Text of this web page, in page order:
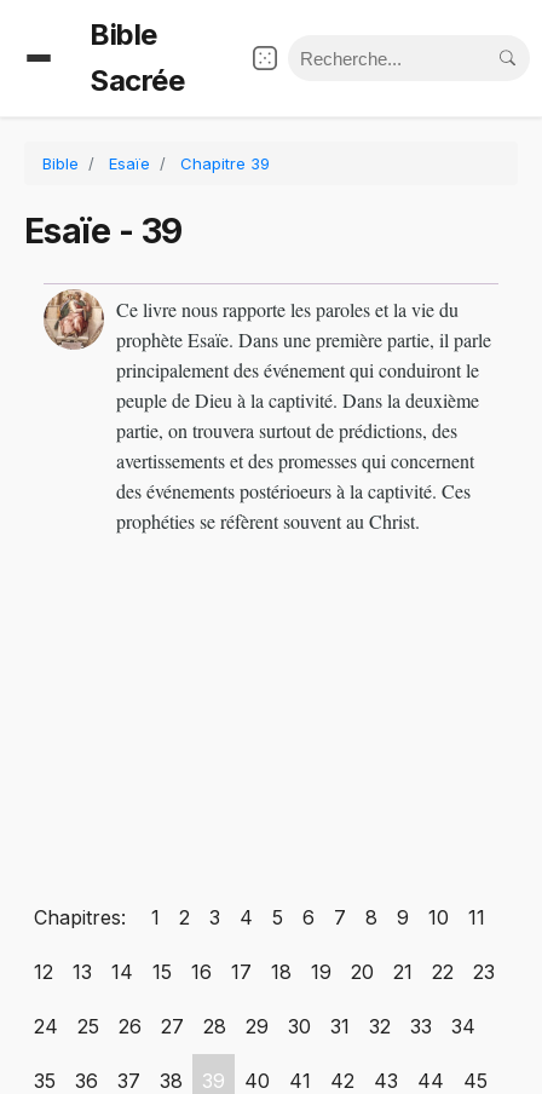
Bible
Sacrée
Bible Esaïe Chapitre 39
Esaïe - 39
Ce livre nous rapporte les paroles et la vie du
prophète Esaïe. Dans une première partie, il parle
principalement des événement qui conduiront le
peuple de Dieu à la captivité. Dans la deuxième
partie, on trouvera surtout de prédictions, des
avertissements et des promesses qui concernent
des événements postérioeurs à la captivité. Ces
prophéties se réfèrent souvent au Christ.
Chapitres: 1 2 3 4 5 6 7 8 9 10 11
12 13 14 15 16 17 18 19 20 21 22 23
24 25 26 27 28 29 30 31 32 33 34
35 36 37 38 39 40 41 42 43 44 45